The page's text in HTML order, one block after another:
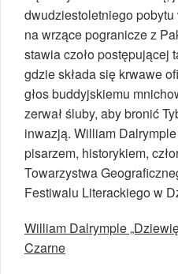
dwudziestoletniego
na wrzące pogranicze z
stawia czoło postępującej
gdzie składa się krwawe
głos buddyjskiemu
zerwał śluby, aby bronić
inwazją. William
pisarzem, historykiem,
Towarzystwa
Festiwalu Literackiego w
William Dalrymple
Czarne